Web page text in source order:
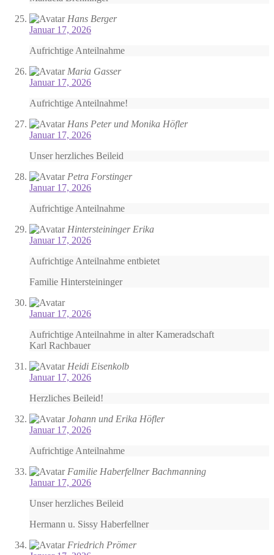
Hans Berger
Januar 17, 2026
Aufrichtige Anteilnahme
Maria Gasser
Januar 17, 2026
Aufrichtige Anteilnahme!
Hans Peter und Monika Höfler
Januar 17, 2026
Unser herzliches Beileid
Petra Forstinger
Januar 17, 2026
Aufrichtige Anteilnahme
Hintersteininger Erika
Januar 17, 2026
Aufrichtige Anteilnahme entbietet
Familie Hintersteininger
Januar 17, 2026
Aufrichtige Anteilnahme in alter Kameradschaft
Karl Rachbauer
Heidi Eisenkolb
Januar 17, 2026
Herzliches Beileid!
Johann und Erika Höfler
Januar 17, 2026
Aufrichtige Anteilnahme
Familie Haberfellner Bachmanning
Januar 17, 2026
Unser herzliches Beileid
Hermann u. Sissy Haberfellner
Friedrich Prömer